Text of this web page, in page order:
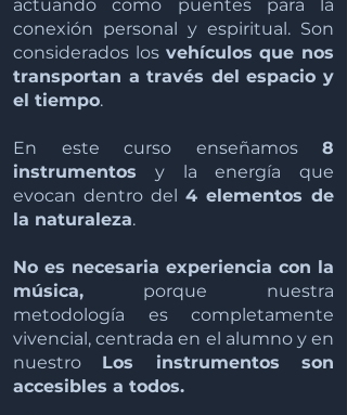
actuando como puentes para la
conexión personal y espiritual. Son
considerados los vehículos que nos
transportan a través del espacio y
el tiempo.
En este curso enseñamos 8
instrumentos y la energía que
evocan dentro del 4 elementos de
la naturaleza.
No es necesaria experiencia con la
música, porque nuestra
metodología es completamente
vivencial, centrada en el alumno y en
nuestro Los instrumentos son
accesibles a todos.